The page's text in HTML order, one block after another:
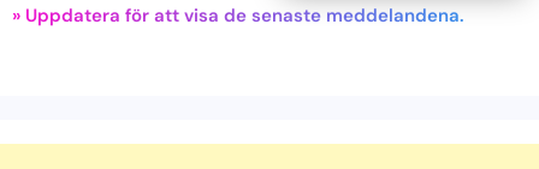
» Uppdatera för att visa de senaste meddelandena.